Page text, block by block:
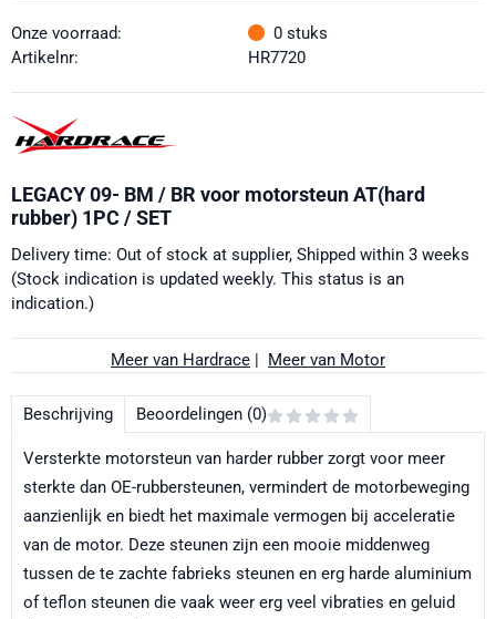
Onze voorraad: 0 stuks
Artikelnr:
HR7720
LEGACY 09- BM / BR voor motorsteun AT(hard
rubber) 1PC / SET
Delivery time: Out of stock at supplier, Shipped within 3 weeks
(Stock indication is updated weekly. This status is an
indication.)
Meer van Hardrace | Meer van Motor
Beschrijving Beoordelingen (0)
Versterkte motorsteun van harder rubber zorgt voor meer
sterkte dan OE-rubbersteunen, vermindert de motorbeweging
aanzienlijk en biedt het maximale vermogen bij acceleratie
van de motor. Deze steunen zijn een mooie middenweg
tussen de te zachte fabrieks steunen en erg harde aluminium
of teflon steunen die vaak weer erg veel vibraties en geluid